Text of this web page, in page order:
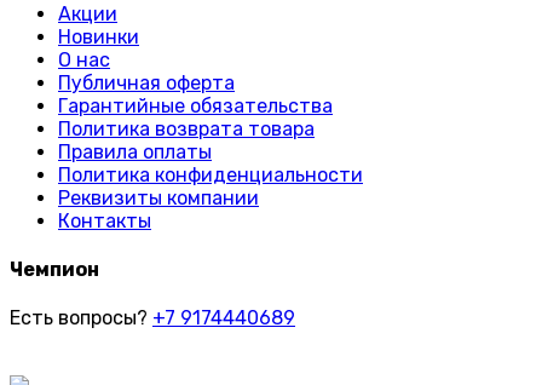
Акции
Новинки
О нас
Публичная оферта
Гарантийные обязательства
Политика возврата товара
Правила оплаты
Политика конфиденциальности
Реквизиты компании
Контакты
Чемпион
Есть вопросы? +7 9174440689